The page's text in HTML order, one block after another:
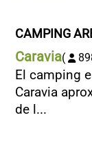
CAMPING
Caravia(
El camping
Caravia
de l...